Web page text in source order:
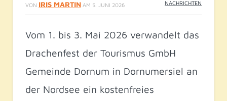
VON IRIS MARTIN AM 5. JUNI 2026 NACHRICHTEN
Vom 1. bis 3. Mai 2026 verwandelt das
Drachenfest der Tourismus GmbH
Gemeinde Dornum in Dornumersiel an
der Nordsee ein kostenfreies